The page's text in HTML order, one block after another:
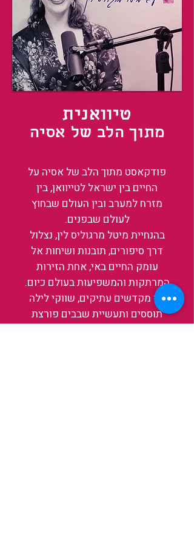
טיוואנית
מתוך הלב של אסיה
פודקאסט מתוך הלב של אסיה על
החיים בין ישראל לטייוואן, בין
מזרח למערב ובין העולם שבחוץ
לעולם שבפנים.
בהנחיית מיטל מרגוליס לין, נצלול
דרך סיפורים, תובנות ושיחות אל
עומק החיים באי, אחת הזירות
המרתקות והמשפיעות בעולם כיום.
בין מקדשים עתיקים, שווקי לילה
תוססים ותעשיית שבבים פורצת